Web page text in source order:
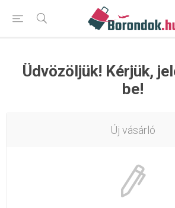
Üdvözöljük! Kérjük,
be!
Új vásárló